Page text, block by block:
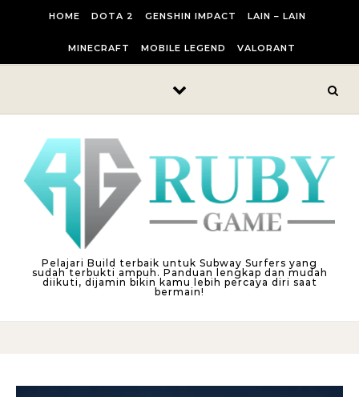
HOME DOTA 2 GENSHIN IMPACT LAIN – LAIN
MINECRAFT MOBILE LEGEND VALORANT
Pelajari Build terbaik untuk Subway Surfers yang
sudah terbukti ampuh. Panduan lengkap dan mudah
diikuti, dijamin bikin kamu lebih percaya diri saat
bermain!